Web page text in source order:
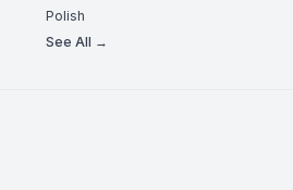
Polish
See All →